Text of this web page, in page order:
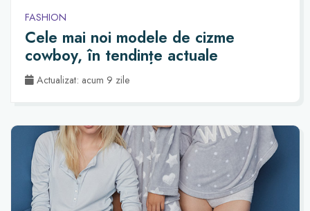
FASHION
Cele mai noi modele de cizme
cowboy, în tendințe actuale
Actualizat: acum 9 zile